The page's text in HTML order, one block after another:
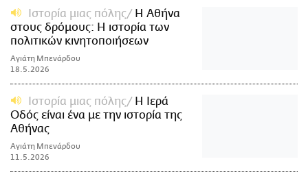
Ιστορία μιας πόλης
Η Αθήνα
στους δρόμους: Η ιστορία των
πολιτικών κινητοποιήσεων
Αγιάτη Μπενάρδου
18.5.2026
Ιστορία μιας πόλης
Η Ιερά
Οδός είναι ένα με την ιστορία της
Αθήνας
Αγιάτη Μπενάρδου
11.5.2026